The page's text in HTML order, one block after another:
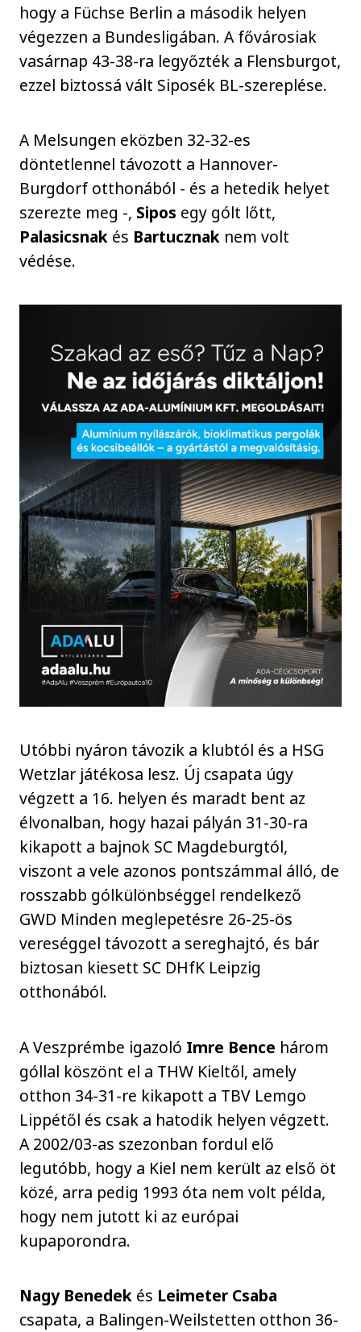
hogy a Füchse Berlin a második helyen
végezzen a Bundesligában. A fővárosiak
vasárnap 43-38-ra legyőzték a Flensburgot,
ezzel biztossá vált Siposék BL-szereplése.
A Melsungen eközben 32-32-es
döntetlennel távozott a Hannover-
Burgdorf otthonából - és a hetedik helyet
szerezte meg -, Sipos egy gólt lőtt,
Palasicsnak és Bartucznak nem volt
védése.
Utóbbi nyáron távozik a klubtól és a HSG
Wetzlar játékosa lesz. Új csapata úgy
végzett a 16. helyen és maradt bent az
élvonalban, hogy hazai pályán 31-30-ra
kikapott a bajnok SC Magdeburgtól,
viszont a vele azonos pontszámmal álló, de
rosszabb gólkülönbséggel rendelkező
GWD Minden meglepetésre 26-25-ös
vereséggel távozott a sereghajtó, és bár
biztosan kiesett SC DHfK Leipzig
otthonából.
A Veszprémbe igazoló Imre Bence három
góllal köszönt el a THW Kieltől, amely
otthon 34-31-re kikapott a TBV Lemgo
Lippétől és csak a hatodik helyen végzett.
A 2002/03-as szezonban fordul elő
legutóbb, hogy a Kiel nem került az első öt
közé, arra pedig 1993 óta nem volt példa,
hogy nem jutott ki az európai
kupaporondra.
Nagy Benedek és Leimeter Csaba
csapata, a Balingen-Weilstetten otthon 36-